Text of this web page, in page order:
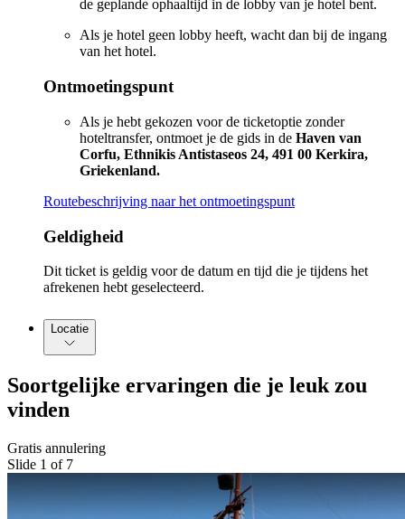
de geplande ophaaltijd in de lobby van je hotel bent.
Als je hotel geen lobby heeft, wacht dan bij de ingang
van het hotel.
Ontmoetingspunt
Als je hebt gekozen voor de ticketoptie zonder
hoteltransfer, ontmoet je de gids in de Haven van
Corfu, Ethnikis Antistaseos 24, 491 00 Kerkira,
Griekenland.
Routebeschrijving naar het ontmoetingspunt
Geldigheid
Dit ticket is geldig voor de datum en tijd die je tijdens het
afrekenen hebt geselecteerd.
Locatie
Soortgelijke ervaringen die je leuk zou
vinden
Gratis annulering
Slide 1 of 7